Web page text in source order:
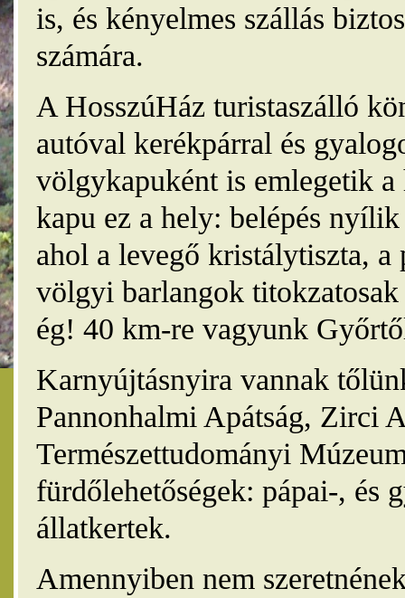
is, és kényelmes szállás
számára.
A HosszúHáz turistaszálló
autóval kerékpárral és
völgykapuként is emlegetik
kapu ez a hely: belépés
ahol a levegő kristálytiszta, a
völgyi barlangok
ég! 40 km-re vagyunk
Karnyújtásnyira vannak
Pannonhalmi Apátság, Zirci
Természettudományi
fürdőlehetőségek: pápai-, és
állatkertek.
Amennyiben nem